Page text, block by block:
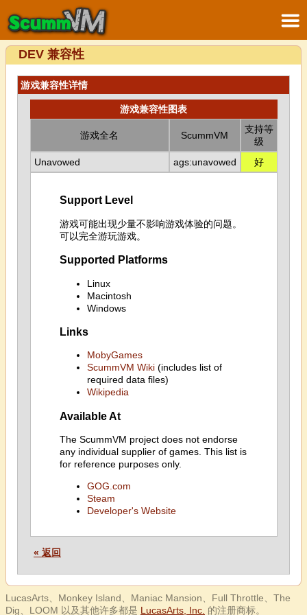
DEV 兼容性
游戏兼容性详情
游戏兼容性图表
游戏全名 ScummVM
支持等
级
Unavowed
ags:unavowed 好
Support Level
游戏可能出现少量不影响游戏体验的问题。
可以完全游玩游戏。
Supported Platforms
Linux
Macintosh
Windows
Links
MobyGames
ScummVM Wiki(includes list of
required data files)
Wikipedia
Available At
The ScummVM project does not endorse
any individual supplier of games. This list is
for reference purposes only.
GOG.com
Steam
Developer's Website
« 返回
LucasArts、Monkey Island、Maniac Mansion、Full Throttle、The
Dig、LOOM 以及其他许多都是 LucasArts, Inc. 的注册商标。